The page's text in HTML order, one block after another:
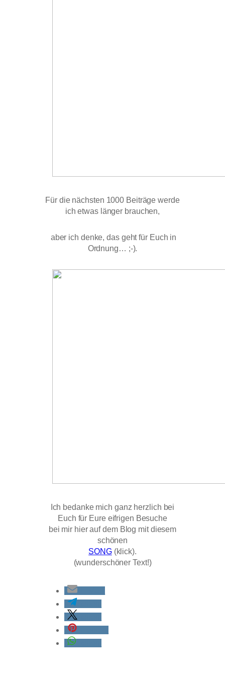
Für die nächsten 1000 Beiträge werde
ich etwas länger brauchen,
aber ich denke, das geht für Euch in
Ordnung… ;-).
Ich bedanke mich ganz herzlich bei
Euch für Eure eifrigen Besuche
bei mir hier auf dem Blog mit diesem
schönen
SONG(klick).
(wunderschöner Text!)